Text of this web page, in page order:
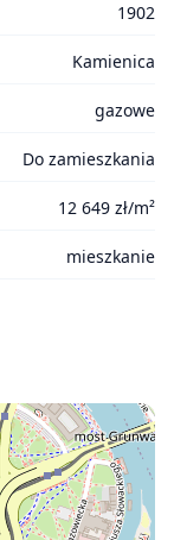
1902
Kamienica
gazowe
Do zamieszkania
12 649 zł/m²
mieszkanie